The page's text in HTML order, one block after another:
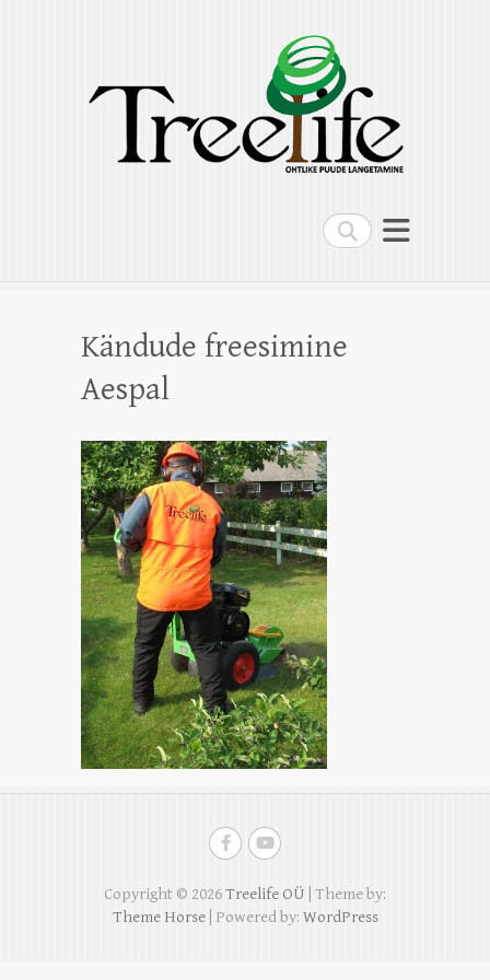
Search
Treelife OÜ
Ohtlike puude langetamine, puude
hoolduslõikus, kändude freesimine,
Kändude freesimine
Aespal
Copyright © 2026Treelife OÜ | Theme by:
Theme Horse| Powered by: WordPress